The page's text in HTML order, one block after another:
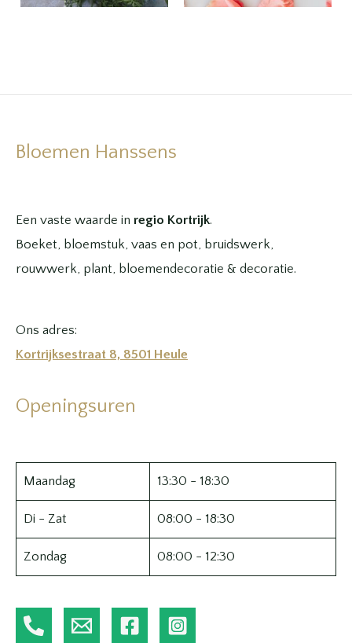
Bloemen Hanssens
Een vaste waarde in regio Kortrijk.
Boeket, bloemstuk, vaas en pot, bruidswerk,
rouwwerk, plant, bloemendecoratie & decoratie.
Ons adres:
Kortrijksestraat 8, 8501 Heule
Openingsuren
Maandag 13:30 - 18:30
Di - Zat 08:00 - 18:30
Zondag 08:00 - 12:30